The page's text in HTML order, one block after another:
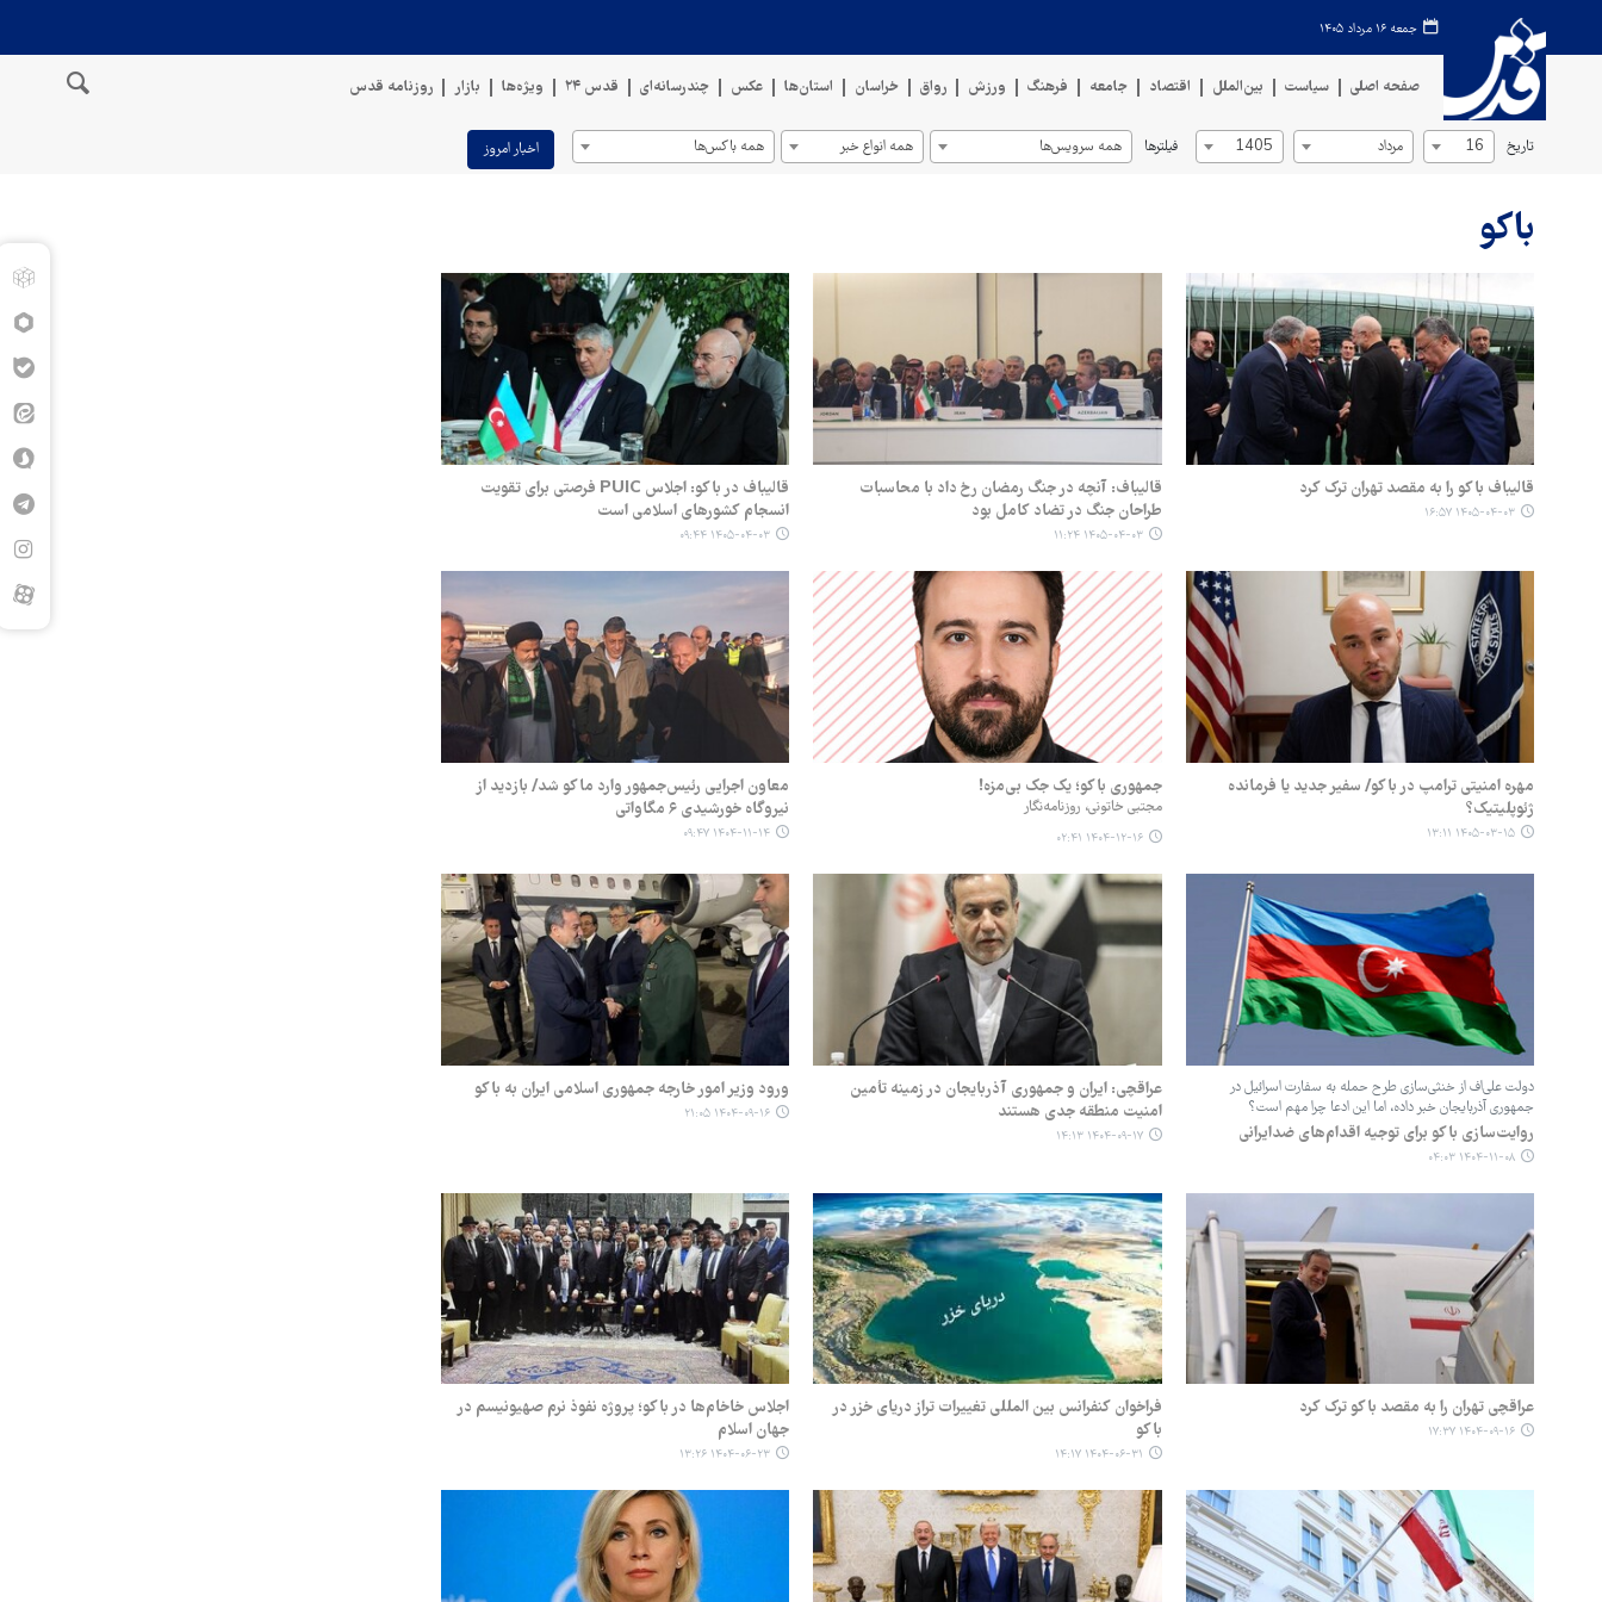
جمعه ۱۶ مرداد ۱۴۰۵
صفحه اصلی سیاست بین‌الملل اقتصاد جامعه فرهنگ ورزش رواق خراسان استان‌ها عکس چندرسانه‌ای قدس ۲۴ ویژه‌ها بازار روزنامه قدس
تاریخ 16 مرداد 1405 فیلترها همه سرویس‌ها همه انواع خبر همه باکس‌ها اخبار امروز
باکو
قالیباف باکو را به مقصد تهران ترک کرد
۱۴۰۵-۰۴-۰۳ ۱۶:۵۷
قالیباف: آنچه در جنگ رمضان رخ داد با محاسبات
طراحان جنگ در تضاد کامل بود
۱۴۰۵-۰۴-۰۳ ۱۱:۲۴
قالیباف در باکو: اجلاس PUIC فرصتی برای تقویت
انسجام کشورهای اسلامی است
۱۴۰۵-۰۴-۰۳ ۰۹:۴۴
مهره امنیتی ترامپ در باکو/ سفیر جدید یا فرمانده
ژئوپلیتیک؟
۱۴۰۵-۰۳-۱۵ ۱۳:۱۱
جمهوری باکو؛ یک جک بی‌‎مزه!
مجتبی خاتونی، روزنامه‌نگار
۱۴۰۴-۱۲-۱۶ ۰۲:۴۱
معاون اجرایی رئیس‌جمهور وارد ماکو شد/ بازدید از
نیروگاه خورشیدی ۶ مگاواتی
۱۴۰۴-۱۱-۱۴ ۰۹:۴۷
دولت علی‌اف از خنثی‌سازی طرح حمله به سفارت اسرائیل در
جمهوری آذربایجان خبر داده، اما این ادعا چرا مهم است؟
روایت‌سازی باکو برای توجیه اقدام‌های ضدایرانی
۱۴۰۴-۱۱-۰۸ ۰۴:۰۳
عراقچی: ایران و جمهوری آذربایجان در زمینه تأمین
امنیت منطقه جدی هستند
۱۴۰۴-۰۹-۱۷ ۱۴:۱۳
ورود وزیر امور خارجه جمهوری اسلامی ایران به باکو
۱۴۰۴-۰۹-۱۶ ۲۱:۰۵
عراقچی تهران را به مقصد باکو ترک کرد
۱۴۰۴-۰۹-۱۶ ۱۷:۳۷
فراخوان کنفرانس بین المللی تغییرات تراز دریای خزر در
باکو
۱۴۰۴-۰۶-۳۱ ۱۴:۱۷
اجلاس خاخام‌ها در باکو؛ پروژه نفوذ نرم صهیونیسم در
جهان اسلام
۱۴۰۴-۰۶-۲۳ ۱۳:۲۶